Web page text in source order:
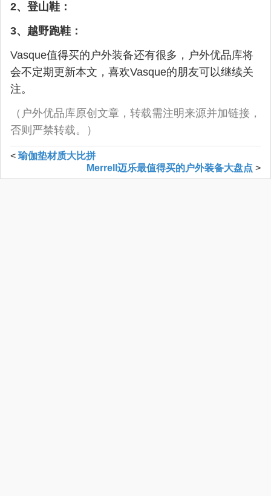
2、登山鞋：
3、越野跑鞋：
Vasque值得买的户外装备还有很多，户外优品库将
会不定期更新本文，喜欢Vasque的朋友可以继续关
注。
（户外优品库原创文章，转载需注明来源并加链接，
否则严禁转载。）
< 瑜伽垫材质大比拼
Merrell迈乐最值得买的户外装备大盘点 >